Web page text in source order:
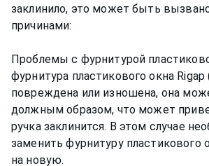
заклинило, это может быть
причинами:
Проблемы с фурнитурой
фурнитура пластикового окна Rigap
повреждена или изношена, она
должным образом, что может
ручка заклинится. В этом случае
заменить фурнитуру пластикового
на новую.